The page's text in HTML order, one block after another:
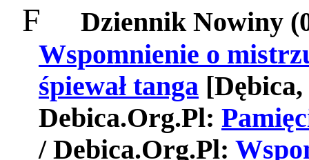
F Dziennik Nowiny
Wspomnienie o
śpiewał tanga
Debica.Org.Pl:
/ Debica.Org.Pl: